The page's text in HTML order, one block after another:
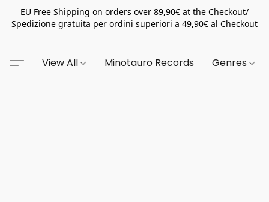
EU Free Shipping on orders over 89,90€ at the Checkout/
Spedizione gratuita per ordini superiori a 49,90€ al Checkout
View All Minotauro Records Genres